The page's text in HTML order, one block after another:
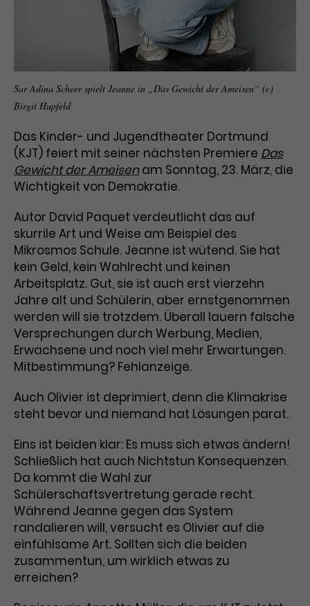
Benutzer*in wiedererkannt werden,
und es wird Zugang zu
geschützten Bereichen gewährt.
Name
Anbieter TYPO3
Laufzeit 1 Monat
Zweck
Enthält die gewählten Tracking-
2 Jahre
Zweck
Dieses Cookie wird von Google
Analytics installiert. Das Cookie
wird verwendet, um
und die Nutzung der Website für
den Analysebericht der Website zu
verfolgen. Die Cookies speichern
Informationen anonym und weisen
eine zufallsgenerierte Nummer zu,
Name _gid
Anbieter Google Analytics
Laufzeit 1 Tag
Zweck
Dieses Cookie wird von Google
wird verwendet, um Informationen
darüber zu speichern, wie
Besucher*innen eine Website
nutzen, und hilft bei der Erstellung
eines Analyseberichts über die
Performance der Website. Die
erhobenen Daten umfassen in
anonymisierter Form die Anzahl
der Besuche, die Quelle, aus der sie
stammen, und die besuchten
Seiten.
Diese Gruppe beinhaltet alle Scripte, die es uns
ermöglichen die Leistung unserer
Werbekampagnen zu analysieren und
Conversions zu messen. Außerdem helfen sie
die Interessen unserer Nutzer abzustimmen.
Anbieter Google Ads
Laufzeit 3 Monate
Zweck
die Effizienz von Werbeanzeigen zu
messen und Conversions zu
speichern. Dieses Cookie hilft dabei
nachzuvollziehen, ob Nutzer über
Google-Anzeigen auf unsere
Website gelangt sind.
Name _gcl_aw
Anbieter Google Ads
Zweck
Dieses Cookie speichert
Informationen zu Werbeklicks und
dient der Zuordnung von
Conversions zu Google Ads-
Kampagnen.
Name
Sar Adina Scheer spielt Jeanne in „Das Gewicht der Ameisen“ (c)
Birgit Hupfeld
Das Kinder- und Jugendtheater Dortmund
(KJT) feiert mit seiner nächsten Premiere Das
Gewicht der Ameisenam Sonntag, 23. März, die
Wichtigkeit von Demokratie.
Autor David Paquet verdeutlicht das auf
skurrile Art und Weise am Beispiel des
Mikrosmos Schule. Jeanne ist wütend. Sie hat
kein Geld, kein Wahlrecht und keinen
Arbeitsplatz. Gut, sie ist auch erst vierzehn
Jahre alt und Schülerin, aber ernstgenommen
werden will sie trotzdem. Überall lauern falsche
Versprechungen durch Werbung, Medien,
Erwachsene und noch viel mehr Erwartungen.
Mitbestimmung? Fehlanzeige.
Auch Olivier ist deprimiert, denn die Klimakrise
steht bevor und niemand hat Lösungen parat.
Eins ist beiden klar: Es muss sich etwas ändern!
Schließlich hat auch Nichtstun Konsequenzen.
Da kommt die Wahl zur
Schülerschaftsvertretung gerade recht.
Während Jeanne gegen das System
randalieren will, versucht es Olivier auf die
einfühlsame Art. Sollten sich die beiden
zusammentun, um wirklich etwas zu
erreichen?